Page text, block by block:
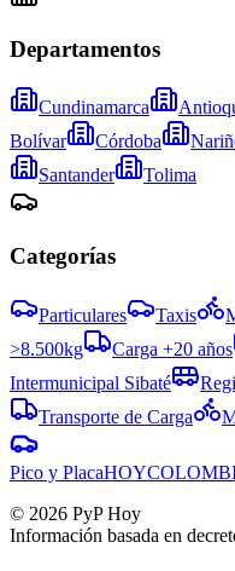
Departamentos
Cundinamarca
Bolívar
Córdoba
Santander
Tolima
Categorías
Particulares Taxis
>8.500kg
Carga +20 años
Intermunicipal Sibaté
Transporte de Carga
Pico y PlacaHOY
© 2026 PyP Hoy
Información basada en